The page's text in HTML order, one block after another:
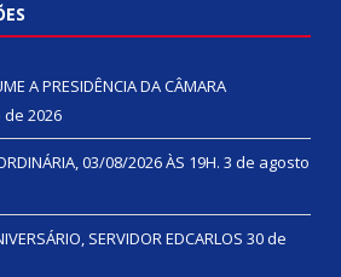
A PRESIDÊNCIA DA CÂMARA
2026
03/08/2026 ÀS 19H. 3 de agosto
SERVIDOR EDCARLOS 30 de